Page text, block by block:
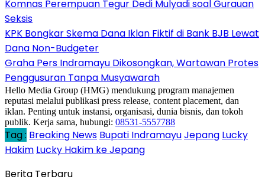
Komnas Perempuan Tegur Dedi Mulyadi soal Gurauan
Seksis
KPK Bongkar Skema Dana Iklan Fiktif di Bank BJB Lewat
Dana Non-Budgeter
Graha Pers Indramayu Dikosongkan, Wartawan Protes
Penggusuran Tanpa Musyawarah
Hello Media Group (HMG) mendukung program manajemen
reputasi melalui publikasi press release, content placement, dan
iklan. Penting untuk instansi, organisasi, dunia bisnis, dan tokoh
publik. Kerja sama, hubungi: 08531-5557788
Tag : Breaking News Bupati IndramayuJepang Lucky
Hakim Lucky Hakim ke Jepang
Berita Terbaru